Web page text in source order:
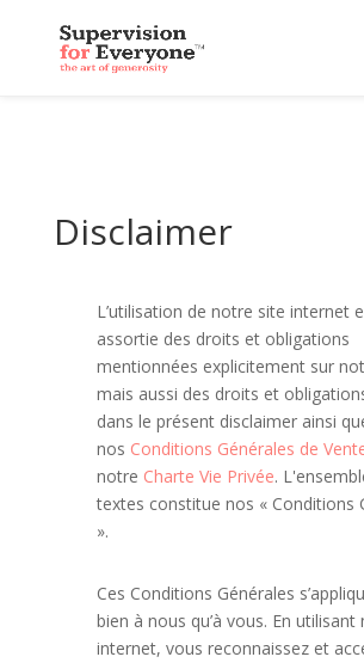
Disclaimer
L’utilisation de notre site internet
assortie des droits et obligations
mentionnées explicitement sur
mais aussi des droits et
dans le présent disclaimer ainsi
nos Conditions Générales de
notre Charte Vie Privée.
textes constitue nos « Conditions
».
Ces Conditions Générales
bien à nous qu’à vous. En
internet, vous reconnaissez et